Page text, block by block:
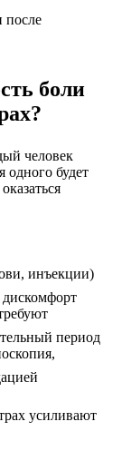
боли
человек
одного будет
инъекции)
период
усиливают